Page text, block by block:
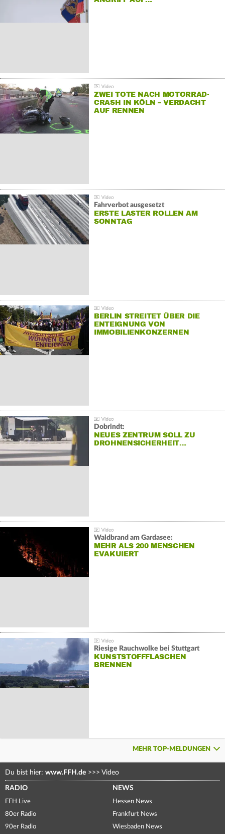
ZWEI TOTE NACH MOTORRAD-
CRASH IN KÖLN – VERDACHT
AUF RENNEN
Fahrverbot ausgesetzt
ERSTE LASTER ROLLEN AM
SONNTAG
BERLIN STREITET ÜBER DIE
ENTEIGNUNG VON
IMMOBILIENKONZERNEN
Dobrindt:
NEUES ZENTRUM SOLL ZU
DROHNENSICHERHEIT…
Waldbrand am Gardasee:
MEHR ALS 200 MENSCHEN
EVAKUIERT
Riesige Rauchwolke bei Stuttgart
KUNSTSTOFFFLASCHEN
BRENNEN
MEHR TOP-MELDUNGEN
Du bist hier: www.FFH.de >>> Video
RADIO
FFH Live
80er Radio
90er Radio
NEWS
Hessen News
Frankfurt News
Wiesbaden News